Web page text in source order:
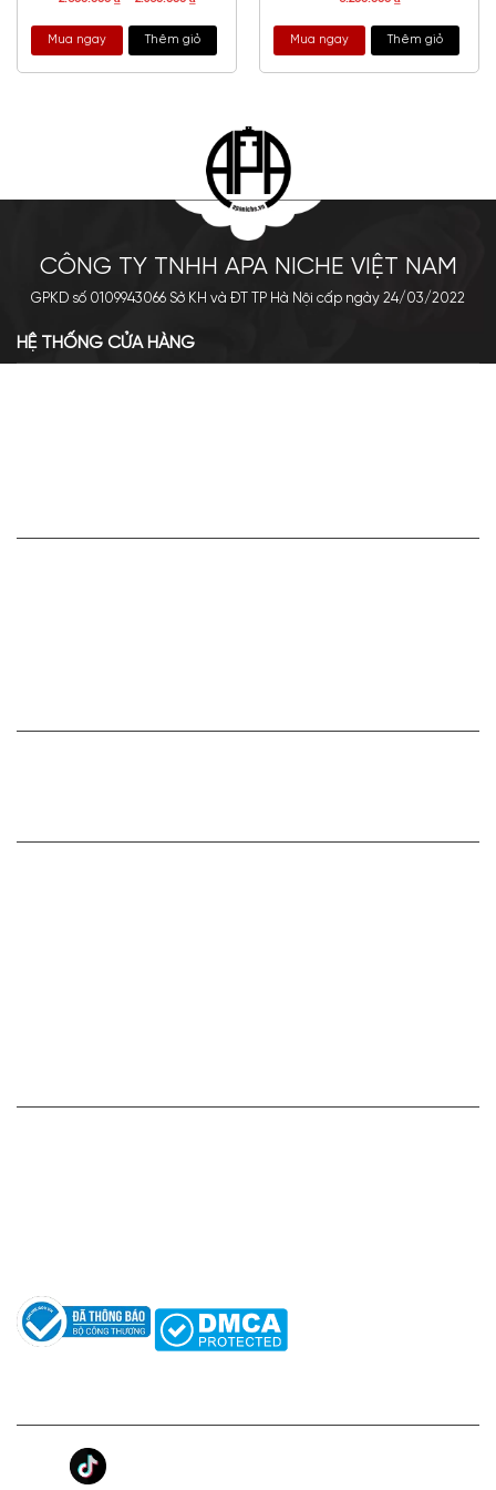
Mua ngay Thêm giỏ Mua ngay Thêm giỏ
CÔNG TY TNHH APA NICHE VIỆT NAM
GPKD số 0109943066 Sở KH và ĐT TP Hà Nội cấp ngày 24/03/2022
HỆ THỐNG CỬA HÀNG